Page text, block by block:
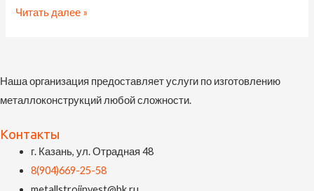
Виды
Читать далее »
Наша организация предоставляет услуги по изготовлению
металлоконструкций любой сложности.
Контакты
г. Казань, ул. Отрадная 48
8(904)669-25-58